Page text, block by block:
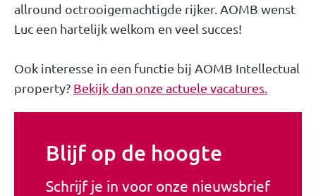
allround octrooigemachtigde rijker. AOMB wenst
Luc een hartelijk welkom en veel succes!
Ook interesse in een functie bij AOMB Intellectual
property? Bekijk dan onze actuele vacatures.
Blijf op de hoogte
Schrijf je in voor onze nieuwsbrief